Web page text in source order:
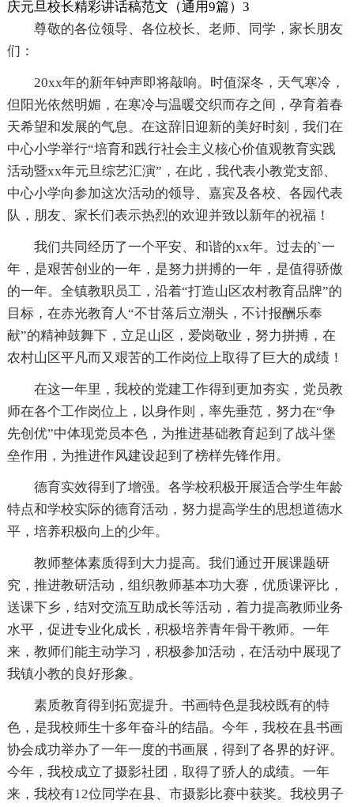
庆元旦校长精彩讲话稿范文（通用9篇）3
尊敬的各位领导、各位校长、老师、同学，家长朋友
们：
20xx年的新年钟声即将敲响。时值深冬，天气寒冷，
但阳光依然明媚，在寒冷与温暖交织而存之间，孕育着春
天希望和发展的气息。在这辞旧迎新的美好时刻，我们在
中心小学举行“培育和践行社会主义核心价值观教育实践
活动暨xx年元旦综艺汇演”，在此，我代表小教党支部、
中心小学向参加这次活动的领导、嘉宾及各校、各园代表
队，朋友、家长们表示热烈的欢迎并致以新年的祝福！
我们共同经历了一个平安、和谐的xx年。过去的`一
年，是艰苦创业的一年，是努力拼搏的一年，是值得骄傲
的一年。全镇教职员工，沿着“打造山区农村教育品牌”的
目标，在赤光教育人“不甘落后立潮头，不计报酬乐奉
献”的精神鼓舞下，立足山区，爱岗敬业，努力拼搏，在
农村山区平凡而又艰苦的工作岗位上取得了巨大的成绩！
在这一年里，我校的党建工作得到更加夯实，党员教
师在各个工作岗位上，以身作则，率先垂范，努力在“争
先创优”中体现党员本色，为推进基础教育起到了战斗堡
垒作用，为推进作风建设起到了榜样先锋作用。
德育实效得到了增强。各学校积极开展适合学生年龄
特点和学校实际的德育活动，努力提高学生的思想道德水
平，培养积极向上的少年。
教师整体素质得到大力提高。我们通过开展课题研
究，推进教研活动，组织教师基本功大赛，优质课评比，
送课下乡，结对交流互助成长等活动，着力提高教师业务
水平，促进专业化成长，积极培养青年骨干教师。一年
来，教师们能主动学习，积极参加活动，在活动中展现了
我镇小教的良好形象。
素质教育得到拓宽提升。书画特色是我校既有的特
色，是我校师生十多年奋斗的结晶。今年，我校在县书画
协会成功举办了一年一度的书画展，得到了各界的好评。
今年，我校成立了摄影社团，取得了骄人的成绩。一年
来，我校有12位同学在县、市摄影比赛中获奖。我校男子